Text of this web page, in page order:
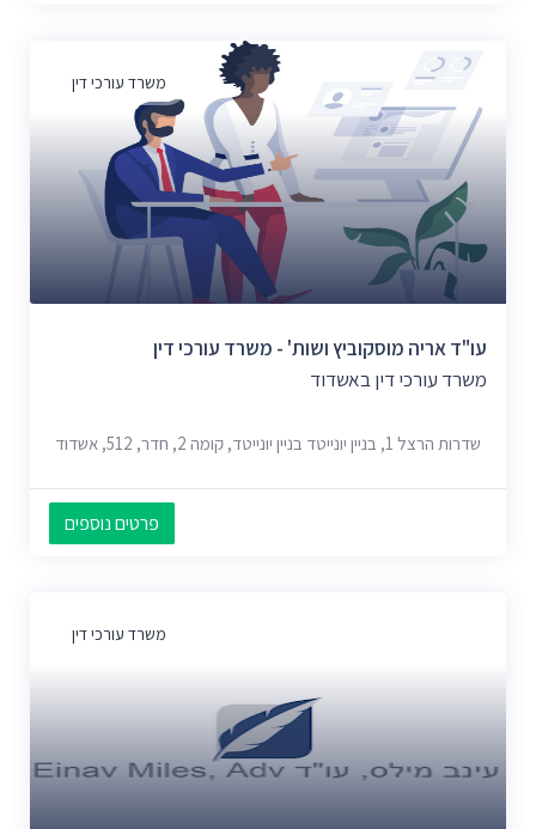
משרד עורכי דין
עו"ד אריה מוסקוביץ ושות' - משרד עורכי דין
משרד עורכי דין באשדוד
שדרות הרצל 1, בניין יונייטד בניין יונייטד, קומה 2, חדר, 512, אשדוד
פרטים נוספים
משרד עורכי דין